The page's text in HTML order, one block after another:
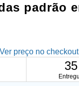
padrão
35